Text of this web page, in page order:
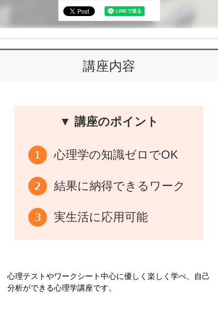
講座内容
▼ 講座のポイント
心理学の知識ゼロでOK
結果に納得できるワーク
実生活に応用可能
心理テストやワークシート中心に優しく楽しく学べ、自己
分析ができる心理学講座です。